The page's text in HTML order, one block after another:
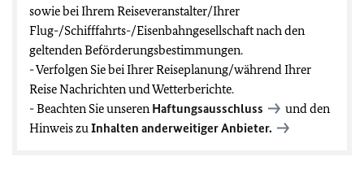
sowie bei Ihrem Reiseveranstalter/Ihrer
Flug-/Schifffahrts-/Eisenbahngesellschaft nach den
geltenden Beförderungsbestimmungen.
- Verfolgen Sie bei Ihrer Reiseplanung/während Ihrer
Reise Nachrichten und Wetterberichte.
- Beachten Sie unseren Haftungsausschluss
und den
Hinweis zuInhalten anderweitiger Anbieter.